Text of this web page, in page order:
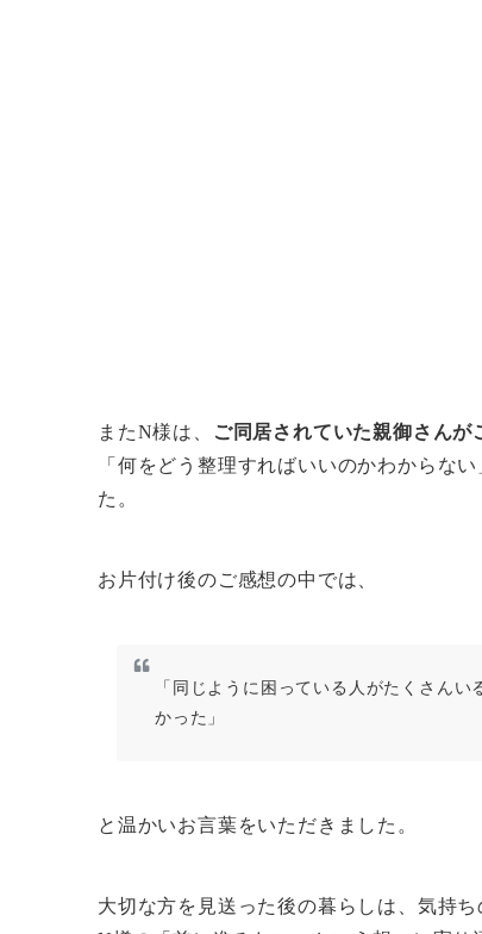
またN様は、 ご同居されていた親御さん
「何をどう整理すればいいのかわからな
た。
お片付け後のご感想の中では、
「同じように困っている人がたくさん
かった」
と温かいお言葉をいただきました。
大切な方を見送った後の暮らしは、気持